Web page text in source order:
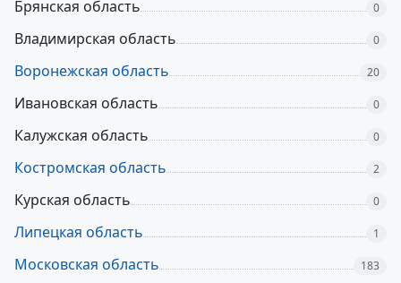
Брянская область 0
Владимирская область 0
Воронежская область 20
Ивановская область 0
Калужская область 0
Костромская область 2
Курская область 0
Липецкая область 1
Московская область 183